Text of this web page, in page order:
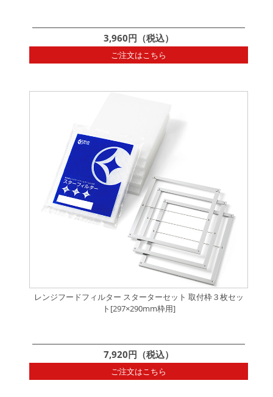
3,960円（税込）
ご注文はこちら
レンジフードフィルター スターターセット 取付枠３枚セッ
ト[297×290mm枠用]
7,920円（税込）
ご注文はこちら